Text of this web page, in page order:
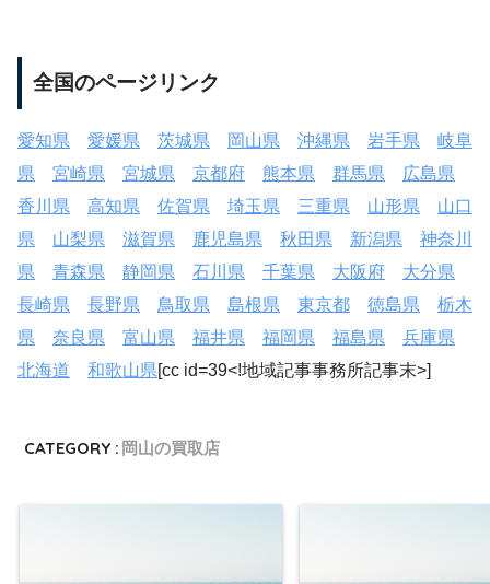
全国のページリンク
愛知県 愛媛県 茨城県 岡山県 沖縄県 岩手県
岐阜
県
宮崎県 宮城県 京都府 熊本県 群馬県
広島県
香川県
高知県 佐賀県 埼玉県 三重県 山形県
山口
県
山梨県 滋賀県 鹿児島県 秋田県 新潟県
神奈川
県
青森県 静岡県 石川県 千葉県 大阪府
大分県
長崎県
長野県 鳥取県 島根県 東京都 徳島県
栃木
県
奈良県 富山県 福井県 福岡県 福島県
兵庫県
北海道
和歌山県[cc id=39<!地域記事事務所記事末>]
CATEGORY : 岡山の買取店